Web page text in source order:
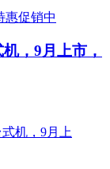
，9月上市，